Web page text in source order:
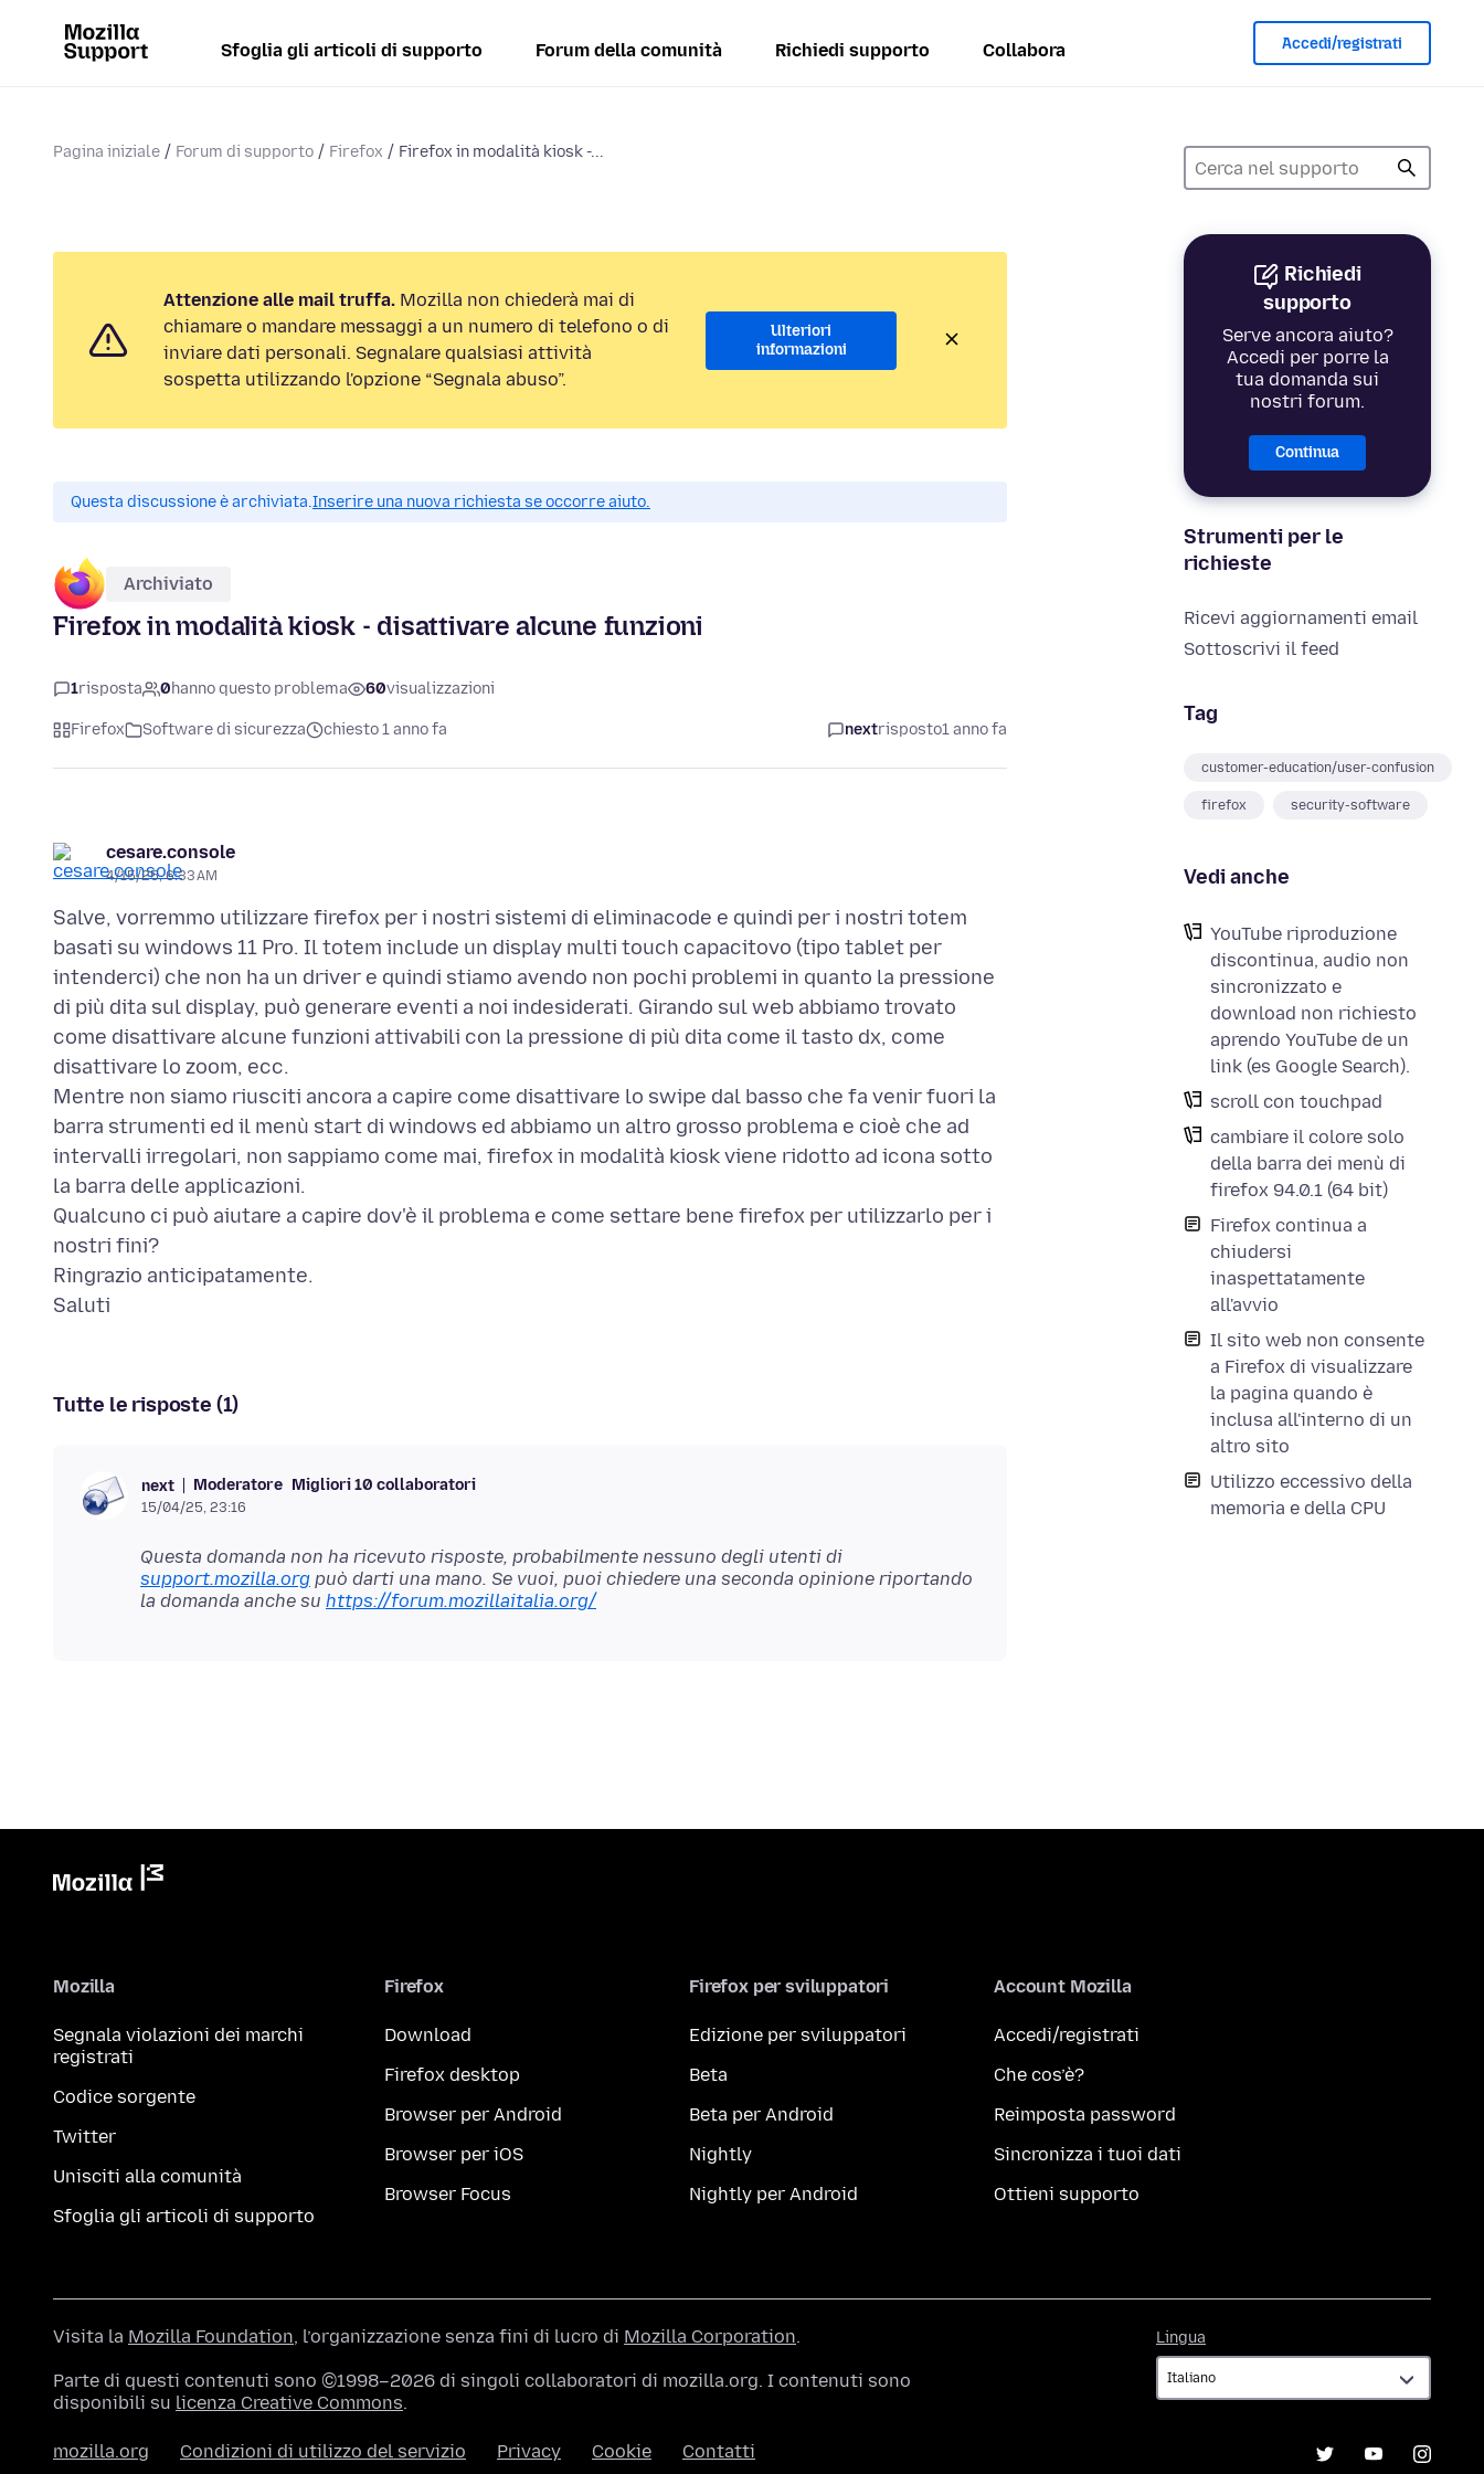
Sfoglia gli articoli di supporto Forum della comunità Richiedi supporto Collabora Accedi/registrati
Pagina iniziale Forum di supporto Firefox Firefox in modalità kiosk -...
Richiedi
supporto
Serve ancora aiuto?
Accedi per porre la
tua domanda sui
nostri forum.
Continua
Strumenti per le
richieste
Ricevi aggiornamenti email
Sottoscrivi il feed
Tag
customer-education/user-confusion
firefox security-software
Vedi anche
YouTube riproduzione
discontinua, audio non
sincronizzato e
download non richiesto
aprendo YouTube de un
link (es Google Search).
scroll con touchpad
cambiare il colore solo
della barra dei menù di
firefox 94.0.1 (64 bit)
Firefox continua a
chiudersi
inaspettatamente
all'avvio
Il sito web non consente
a Firefox di visualizzare
la pagina quando è
inclusa all'interno di un
altro sito
Utilizzo eccessivo della
memoria e della CPU
Attenzione alle mail truffa. Mozilla non chiederà mai di
chiamare o mandare messaggi a un numero di telefono o di
inviare dati personali. Segnalare qualsiasi attività
sospetta utilizzando l'opzione “Segnala abuso”.
Ulteriori
informazioni
Questa discussione è archiviata.Inserire una nuova richiesta se occorre aiuto.
Archiviato
Firefox in modalità kiosk - disattivare alcune funzioni
1risposta 0hanno questo problema 60visualizzazioni
Firefox Software di sicurezza chiesto 1 anno fa nextrisposto1 anno fa
cesare.console
4/15/25, 6:33 AM
Salve, vorremmo utilizzare firefox per i nostri sistemi di eliminacode e quindi per i nostri totem
basati su windows 11 Pro. Il totem include un display multi touch capacitovo (tipo tablet per
intenderci) che non ha un driver e quindi stiamo avendo non pochi problemi in quanto la pressione
di più dita sul display, può generare eventi a noi indesiderati. Girando sul web abbiamo trovato
come disattivare alcune funzioni attivabili con la pressione di più dita come il tasto dx, come
disattivare lo zoom, ecc.
Mentre non siamo riusciti ancora a capire come disattivare lo swipe dal basso che fa venir fuori la
barra strumenti ed il menù start di windows ed abbiamo un altro grosso problema e cioè che ad
intervalli irregolari, non sappiamo come mai, firefox in modalità kiosk viene ridotto ad icona sotto
la barra delle applicazioni.
Qualcuno ci può aiutare a capire dov'è il problema e come settare bene firefox per utilizzarlo per i
nostri fini?
Ringrazio anticipatamente.
Tutte le risposte (1)
next Moderatore Migliori 10 collaboratori
15/04/25, 23:16
Questa domanda non ha ricevuto risposte, probabilmente nessuno degli utenti di
support.mozilla.org può darti una mano. Se vuoi, puoi chiedere una seconda opinione riportando
la domanda anche su https://forum.mozillaitalia.org/
Mozilla
Segnala violazioni dei marchi
registrati
Codice sorgente
Twitter
Unisciti alla comunità
Sfoglia gli articoli di supporto
Firefox
Download
Firefox desktop
Browser per Android
Browser per iOS
Browser Focus
Firefox per sviluppatori
Edizione per sviluppatori
Beta
Beta per Android
Nightly
Nightly per Android
Account Mozilla
Accedi/registrati
Che cos’è?
Reimposta password
Sincronizza i tuoi dati
Ottieni supporto
Lingua
Visita la Mozilla Foundation, l’organizzazione senza fini di lucro di Mozilla Corporation.
Parte di questi contenuti sono ©1998–2026 di singoli collaboratori di mozilla.org. I contenuti sono
disponibili su licenza Creative Commons.
mozilla.org Condizioni di utilizzo del servizio Privacy Cookie Contatti